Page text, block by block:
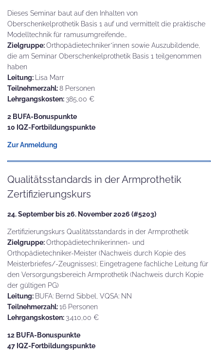
Dieses Seminar baut auf den Inhalten von
Oberschenkelprothetik Basis 1 auf und vermittelt die praktische
Modelltechnik für ramusumgreifende…
Zielgruppe:Orthopädietechniker*innen sowie Auszubildende,
die am Seminar Oberschenkelprothetik Basis 1 teilgenommen
haben
Leitung: Lisa Marr
Teilnehmerzahl:8 Personen
Lehrgangskosten: 385,00 €
2 BUFA-Bonuspunkte
10 IQZ-Fortbildungspunkte
Zur Anmeldung
Qualitätsstandards in der Armprothetik
Zertifizierungskurs
24. September bis 26. November 2026 (#5203)
Zertifizierungskurs Qualitätsstandards in der Armprothetik
Zielgruppe:Orthopädietechnikerinnen- und
Orthopädietechniker-Meister (Nachweis durch Kopie des
Meisterbriefes/-Zeugnisses); Eingetragene fachliche Leitung für
den Versorgungsbereich Armprothetik (Nachweis durch Kopie
der gültigen PG)
Leitung: BUFA: Bernd Sibbel, VQSA: NN
Teilnehmerzahl:16 Personen
Lehrgangskosten: 3.410,00 €
12 BUFA-Bonuspunkte
47 IQZ-Fortbildungspunkte